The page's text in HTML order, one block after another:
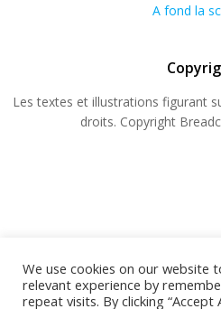
A fond la
Les textes et illustrations figurant
droits. Copyright
We use cookies on our website
relevant experience by
repeat visits. By clicking “Accept